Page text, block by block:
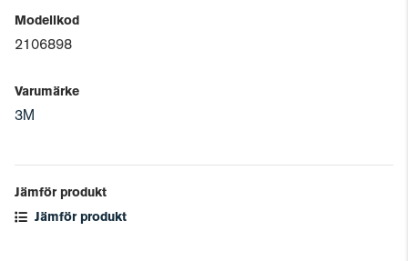
Modellkod
2106898
Varumärke
3M
Jämför produkt
Jämför produkt